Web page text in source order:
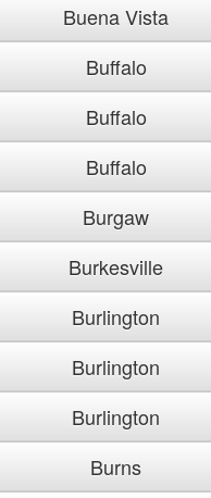
Buena Vista
Buffalo
Buffalo
Buffalo
Burgaw
Burkesville
Burlington
Burlington
Burlington
Burns